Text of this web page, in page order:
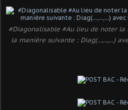
#Diagonalisable #Au lieu de noter
la manière suivante : Diag(...,...,...)